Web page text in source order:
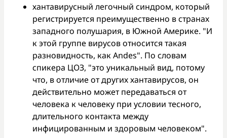
хантавирусный легочный синдром, который
регистрируется преимущественно в странах
западного полушария, в Южной Америке. "И
к этой группе вирусов относится такая
разновидность, как Andes". По словам
спикера ЦОЗ, "это уникальный вид, потому
что, в отличие от других хантавирусов, он
действительно может передаваться от
человека к человеку при условии тесного,
длительного контакта между
инфицированным и здоровым человеком".